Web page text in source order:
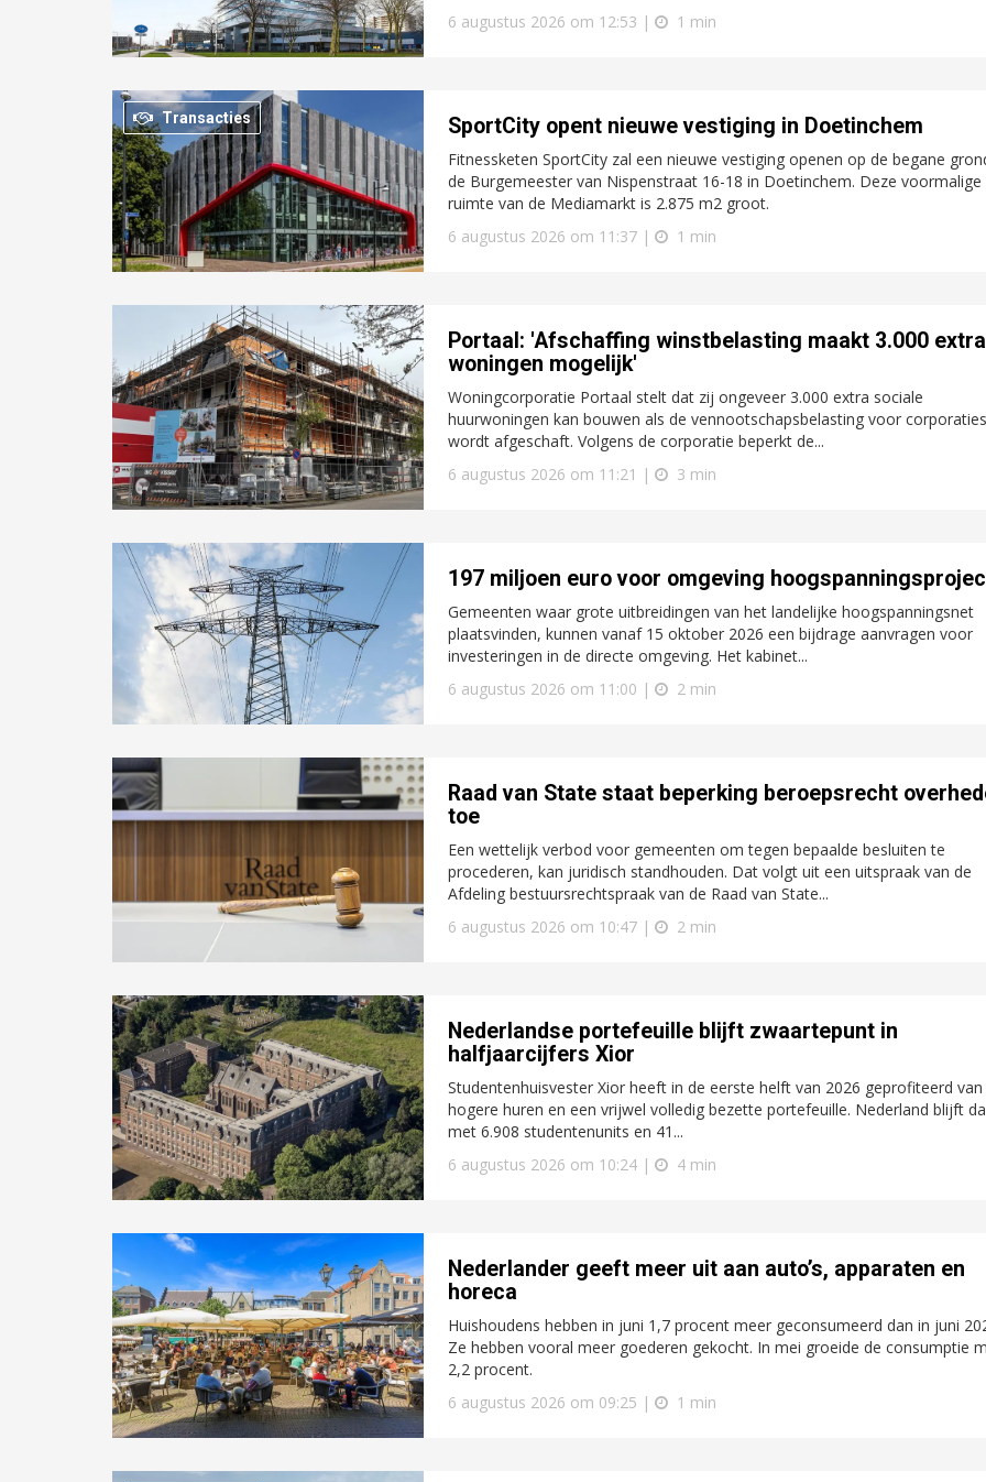
6 augustus 2026 om 12:53 |
1 min
Transacties SportCity opent nieuwe vestiging in Doetinchem
Fitnessketen SportCity zal een nieuwe vestiging openen op de begane
de Burgemeester van Nispenstraat 16-18 in Doetinchem. Deze voormalige
ruimte van de Mediamarkt is 2.875 m2 groot.
6 augustus 2026 om 11:37 |
1 min
Portaal: 'Afschaffing winstbelasting maakt 3.000 extra
woningen mogelijk'
Woningcorporatie Portaal stelt dat zij ongeveer 3.000 extra sociale
huurwoningen kan bouwen als de vennootschapsbelasting voor corporaties
wordt afgeschaft. Volgens de corporatie beperkt de...
6 augustus 2026 om 11:21 |
3 min
197 miljoen euro voor omgeving
Gemeenten waar grote uitbreidingen van het landelijke hoogspanningsnet
plaatsvinden, kunnen vanaf 15 oktober 2026 een bijdrage aanvragen voor
investeringen in de directe omgeving. Het kabinet...
6 augustus 2026 om 11:00 |
2 min
Raad van State staat beperking beroepsrecht
toe
Een wettelijk verbod voor gemeenten om tegen bepaalde besluiten te
procederen, kan juridisch standhouden. Dat volgt uit een uitspraak van de
Afdeling bestuursrechtspraak van de Raad van State...
6 augustus 2026 om 10:47 |
2 min
Nederlandse portefeuille blijft zwaartepunt in
halfjaarcijfers Xior
Studentenhuisvester Xior heeft in de eerste helft van 2026 geprofiteerd van
hogere huren en een vrijwel volledig bezette portefeuille. Nederland blijft
met 6.908 studentenunits en 41...
6 augustus 2026 om 10:24 |
4 min
Nederlander geeft meer uit aan auto’s, apparaten en
horeca
Huishoudens hebben in juni 1,7 procent meer geconsumeerd dan in juni
Ze hebben vooral meer goederen gekocht. In mei groeide de consumptie
2,2 procent.
6 augustus 2026 om 09:25 |
1 min